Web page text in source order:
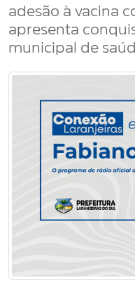
adesão à vacina
apresenta
municipal de